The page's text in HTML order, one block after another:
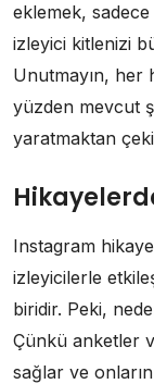
eklemek, sadece
izleyici kitlenizi
Unutmayın, her
yüzden mevcut
yaratmaktan
Instagram
izleyicilerle
biridir. Peki,
Çünkü anketler
sağlar ve